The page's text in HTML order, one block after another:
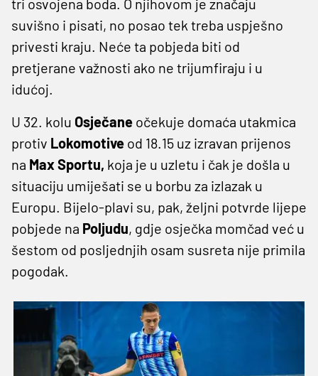
tri osvojena boda. O njihovom je značaju
suvišno i pisati, no posao tek treba uspješno
privesti kraju. Neće ta pobjeda biti od
pretjerane važnosti ako ne trijumfiraju i u
idućoj.
U 32. kolu Osječane očekuje domaća utakmica
protiv Lokomotive od 18.15 uz izravan prijenos
na Max Sportu, koja je u uzletu i čak je došla u
situaciju umiješati se u borbu za izlazak u
Europu. Bijelo-plavi su, pak, željni potvrde lijepe
pobjede na Poljudu, gdje osječka momčad već u
šestom od posljednjih osam susreta nije primila
pogodak.